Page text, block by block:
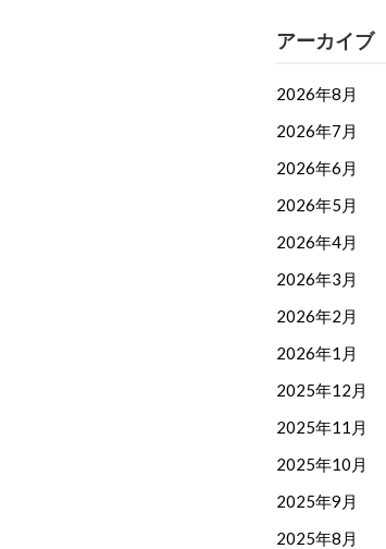
アーカイブ
2026年8月
2026年7月
2026年6月
2026年5月
2026年4月
2026年3月
2026年2月
2026年1月
2025年12月
2025年11月
2025年10月
2025年9月
2025年8月